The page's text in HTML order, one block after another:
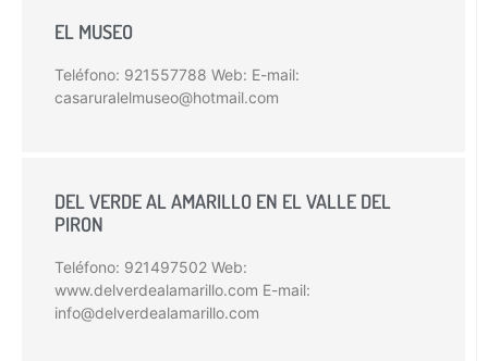
EL MUSEO
Teléfono: 921557788 Web: E-mail:
casaruralelmuseo@hotmail.com
DEL VERDE AL AMARILLO EN EL VALLE DEL
PIRON
Teléfono: 921497502 Web:
www.delverdealamarillo.com E-mail:
info@delverdealamarillo.com